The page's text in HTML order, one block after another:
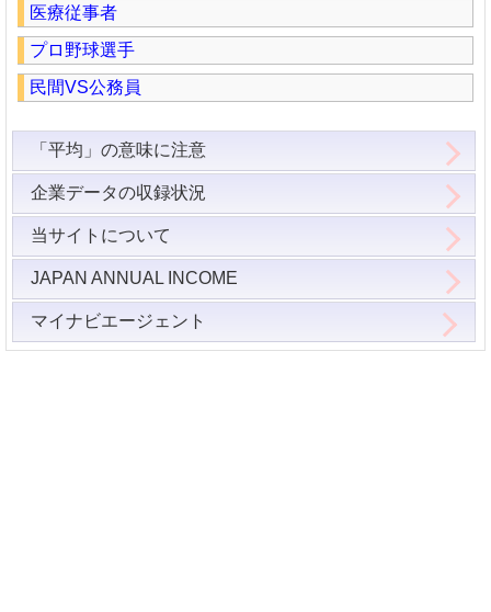
医療従事者
プロ野球選手
民間VS公務員
「平均」の意味に注意
企業データの収録状況
当サイトについて
JAPAN ANNUAL INCOME
マイナビエージェント